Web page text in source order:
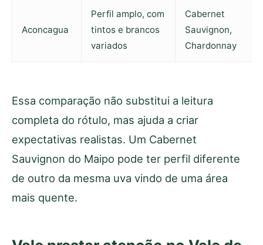
Aconcagua
Perfil amplo, com
tintos e brancos
variados
Cabernet
Sauvignon,
Chardonnay
Essa comparação não substitui a leitura
completa do rótulo, mas ajuda a criar
expectativas realistas. Um Cabernet
Sauvignon do Maipo pode ter perfil diferente
de outro da mesma uva vindo de uma área
mais quente.